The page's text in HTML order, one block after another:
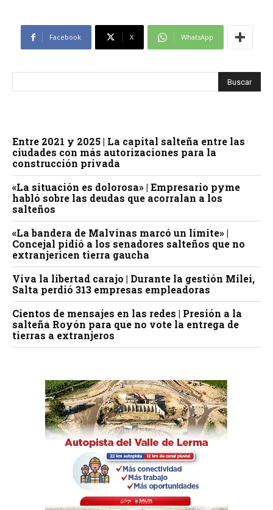
Facebook X WhatsApp
Entre 2021 y 2025 | La capital salteña entre las
ciudades con más autorizaciones para la
construcción privada
«La situación es dolorosa» | Empresario pyme
habló sobre las deudas que acorralan a los
salteños
«La bandera de Malvinas marcó un límite» |
Concejal pidió a los senadores salteños que no
extranjericen tierra gaucha
Viva la libertad carajo | Durante la gestión Milei,
Salta perdió 313 empresas empleadoras
Cientos de mensajes en las redes | Presión a la
salteña Royón para que no vote la entrega de
tierras a extranjeros